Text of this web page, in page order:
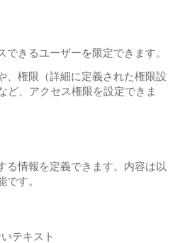
できるユーザーを限定できます。
、権限（詳細に定義された権限設
ど、アクセス権限を設定できま
る情報を定義できます。内容は以
です。
テキスト